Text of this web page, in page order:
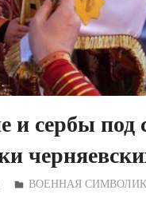
и сербы
Дежурный по Редакции
ВОЕННАЯ